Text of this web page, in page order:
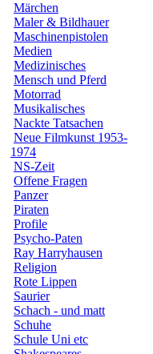
Märchen
Maler & Bildhauer
Maschinenpistolen
Medien
Medizinisches
Mensch und Pferd
Motorrad
Musikalisches
Nackte Tatsachen
Neue Filmkunst 1953-
1974
NS-Zeit
Offene Fragen
Panzer
Piraten
Profile
Psycho-Paten
Ray Harryhausen
Religion
Rote Lippen
Saurier
Schach - und matt
Schuhe
Schule Uni etc